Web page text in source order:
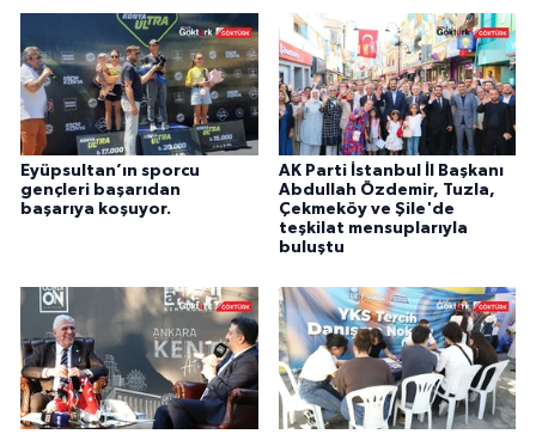
Eyüpsultan’ın sporcu
gençleri başarıdan
başarıya koşuyor.
AK Parti İstanbul İl Başkanı
Abdullah Özdemir, Tuzla,
Çekmeköy ve Şile'de
teşkilat mensuplarıyla
buluştu